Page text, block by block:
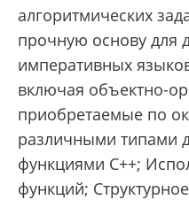
алгоритмических
прочную основу для
императивных
включая объектно-
приобретаемые по
различными типами
функциями С++;
функций;